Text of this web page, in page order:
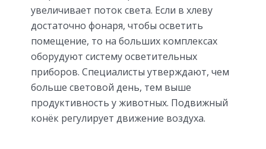
увеличивает поток света. Если в хлеву
достаточно фонаря, чтобы осветить
помещение, то на больших комплексах
оборудуют систему осветительных
приборов. Специалисты утверждают, чем
больше световой день, тем выше
продуктивность у животных. Подвижный
конёк регулирует движение воздуха.